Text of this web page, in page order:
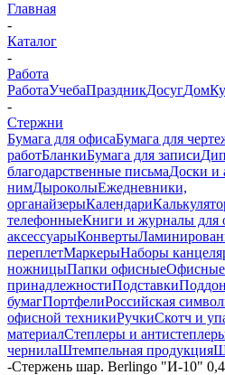
Главная
-
Каталог
-
Работа
РаботаУчебаПраздникДосугДом
-
Стержни
Бумага для офисаБумага для
работБланкиБумага для записи
благодарственные письмаДоски и
нимДыроколыЕжедневники,
органайзерыКалендари
телефонныеКниги и журналы для
аксессуарыКонверты
переплетМаркерыНаборы
ножницыПапки офисныеОфисные
принадлежностиПодставки
бумагПортфелиРоссийская
офисной техникиРучкиСкотч и
материалСтеплеры и
чернилаШтемпельная продукция
-Стержень шар. Berlingo "И-10"